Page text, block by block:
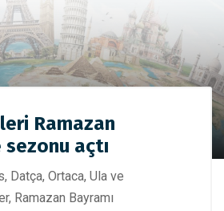
YILDIZLAR TOUR
Bayramı ile sezonu açtı
Ramazan
sezonu açtı
Datça, Ortaca, Ula ve
Ramazan Bayramı